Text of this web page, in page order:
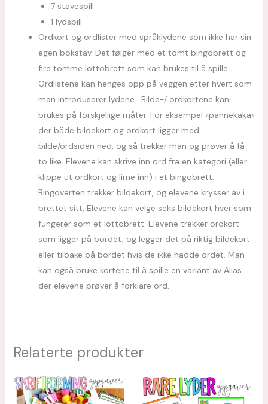
7 stavespill
1 lydspill
Ordkort og ordlister med språklydene som ikke har sin
egen bokstav. Det følger med et tomt bingobrett og
fire tomme lottobrett som kan brukes til å spille.
Ordlistene kan henges opp på veggen etter hvert som
man introduserer lydene. Bilde-/ ordkortene kan
brukes på forskjellige måter. For eksempel «pannekaka»
der både bildekort og ordkort ligger med
bilde/ordsiden ned, og så trekker man og prøver å få
to like. Elevene kan skrive inn ord fra en kategori (eller
klippe ut ordkort og lime inn) i et bingobrett.
Bingoverten trekker bildekort, og elevene krysser av i
brettet sitt. Elevene kan velge seks bildekort hver som
fungerer som et lottobrett. Elevene trekker ordkort
som ligger på bordet, og legger det på riktig bildekort
eller tilbake på bordet hvis de ikke hadde ordet. Man
kan også bruke kortene til å spille en variant av Alias
der elevene prøver å forklare ord.
Relaterte produkter